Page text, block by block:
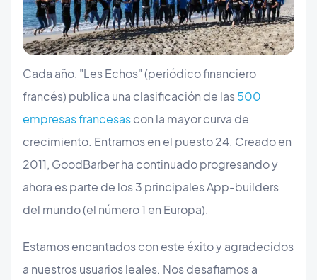
Cada año, "Les Echos" (periódico financiero
francés) publica una clasificación de las500
empresas francesascon la mayor curva de
crecimiento. Entramos en el puesto 24. Creado en
2011, GoodBarber ha continuado progresando y
ahora es parte de los 3 principales App-builders
del mundo (el número 1 en Europa).
Estamos encantados con este éxito y agradecidos
a nuestros usuarios leales. Nos desafiamos a